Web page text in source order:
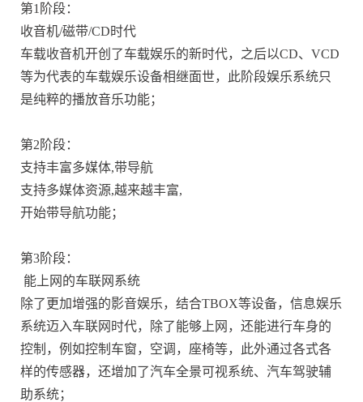
第1阶段：
收音机/磁带/CD时代
车载收音机开创了车载娱乐的新时代，之后以CD、VCD
等为代表的车载娱乐设备相继面世，此阶段娱乐系统只
是纯粹的播放音乐功能；
第2阶段：
支持丰富多媒体,带导航
支持多媒体资源,越来越丰富,
开始带导航功能；
第3阶段：
能上网的车联网系统
除了更加增强的影音娱乐，结合TBOX等设备，信息娱乐
系统迈入车联网时代，除了能够上网，还能进行车身的
控制，例如控制车窗，空调，座椅等，此外通过各式各
样的传感器，还增加了汽车全景可视系统、汽车驾驶辅
助系统；